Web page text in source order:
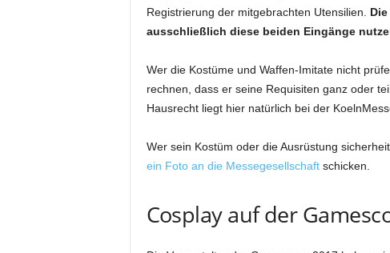
Registrierung der mitgebrachten Utensilien.
ausschließlich diese beiden Eingänge
Wer die Kostüme und Waffen-Imitate nicht
rechnen, dass er seine Requisiten ganz oder
Hausrecht liegt hier natürlich bei der
Wer sein Kostüm oder die Ausrüstung
ein Foto an die Messegesellschaftschicken.
Cosplay auf der